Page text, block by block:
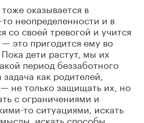
оказывается в
неопределенности и в
со своей тревогой и учится
— это пригодится ему во
дети растут, мы их
период беззаботного
как родителей,
не только защищать их, но
с ограничениями и
то ситуациями, искать
искать способы